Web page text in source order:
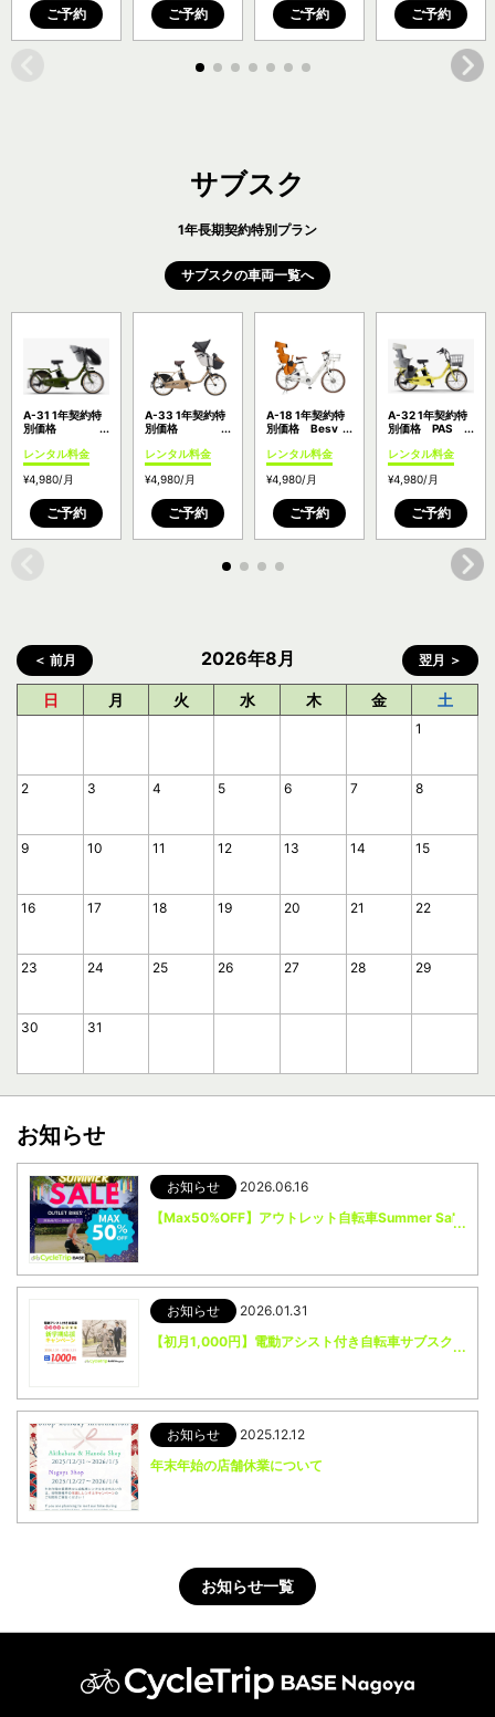
ご予約 ご予約 ご予約 ご予約
サブスク
1年長期契約特別プラン
サブスクの車両一覧へ
A-31 1年契約特
別価格
kiss/包み込む安
心感を形にした
子供乗せモデル
レンタル料金
¥4,980/月
ご予約
A-33 1年契約特
別価格
ット・クルー
ム・EX ラクイ
ック＆クルーム
ラッグシップモ
デル
レンタル料金
¥4,980/月
ご予約
A-18 1年契約特
別価格 Besv
イルドシート付
レンタル料金
¥4,980/月
ご予約
A-32 1年契約特
別価格 PAS
イルドシート標
準装備モデル
レンタル料金
¥4,980/月
ご予約
2026年8月
＜ 前月 翌月 ＞
日 月 火 水 木 金 土
1
2 3 4 5 6 7 8
9 10 11 12 13 14 15
16 17 18 19 20 21 22
23 24 25 26 27 28 29
30 31
お知らせ
お知らせ
2026.06.16
【Max50%OFF】アウトレット自転車Summer Sale 2026開催中！
お知らせ
2026.01.31
【初月1,000円】電動アシスト付き自転車サブスク新学期応援キャンペーン実施中！
お知らせ
2025.12.12
年末年始の店舗休業について
お知らせ一覧